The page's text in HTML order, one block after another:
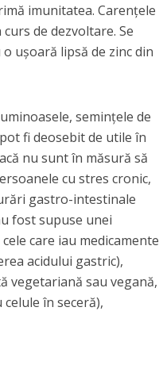
imunitatea. Carențele
de dezvoltare. Se
ușoară lipsă de zinc din
semințele de
fi deosebit de utile în
nu sunt în măsură să
cu stres cronic,
gastro-intestinale
fost supuse unei
care iau medicamente
acidului gastric),
vegetariană sau vegană,
în seceră),